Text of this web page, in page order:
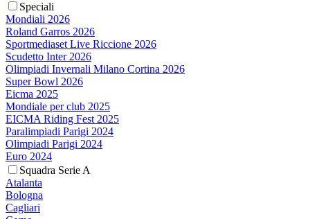
Speciali
Mondiali 2026
Roland Garros 2026
Sportmediaset Live Riccione 2026
Scudetto Inter 2026
Olimpiadi Invernali Milano Cortina 2026
Super Bowl 2026
Eicma 2025
Mondiale per club 2025
EICMA Riding Fest 2025
Paralimpiadi Parigi 2024
Olimpiadi Parigi 2024
Euro 2024
Squadra Serie A
Atalanta
Bologna
Cagliari